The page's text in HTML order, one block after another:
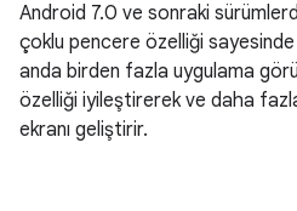
Android 7.0 ve sonraki
çoklu pencere özelliği sayesinde
anda birden fazla uygulama
özelliği iyileştirerek ve daha
ekranı geliştirir.